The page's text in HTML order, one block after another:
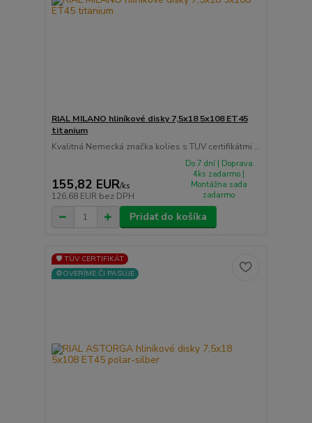
RIAL MILANO hliníkové disky 7,5x18 5x108 ET45
titanium
Kvalitná Nemecká značka kolies s TUV certifikátmi ...
155,82 EUR/ks
126,68 EUR bez DPH
Do 7 dní | Doprava
4ks zadarmo |
Montážna sada
zadarmo
Pridať do košíka
🛡️ TÜV CERTIFIKÁT
⚙️OVERÍME ČI PASUJE